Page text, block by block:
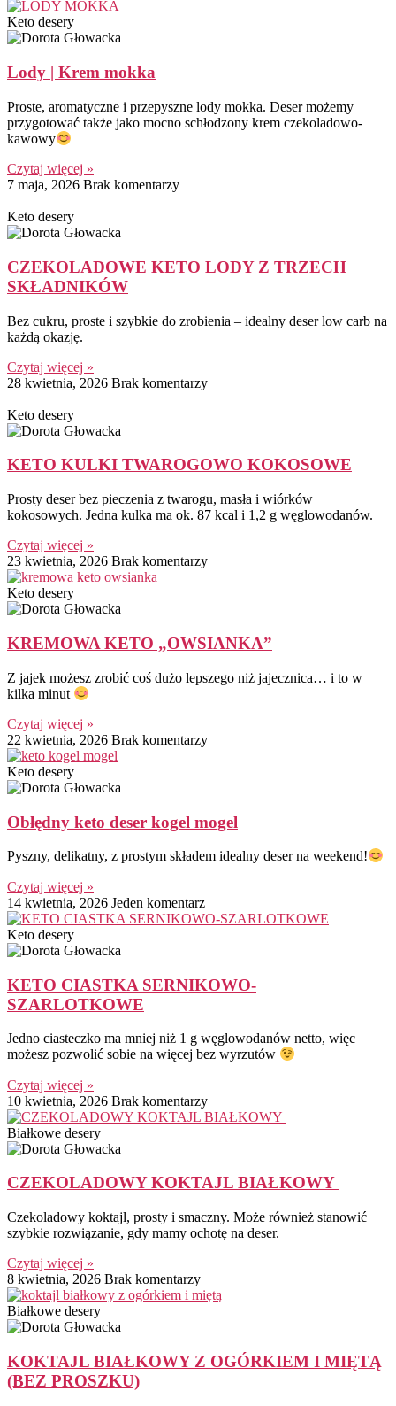
Keto desery
Lody | Krem mokka
Proste, aromatyczne i przepyszne lody mokka. Deser możemy
przygotować także jako mocno schłodzony krem czekoladowo-
kawowy
Czytaj więcej »
7 maja, 2026 Brak komentarzy
Keto desery
CZEKOLADOWE KETO LODY Z TRZECH
SKŁADNIKÓW
Bez cukru, proste i szybkie do zrobienia – idealny deser low carb na
każdą okazję.
Czytaj więcej »
28 kwietnia, 2026 Brak komentarzy
Keto desery
KETO KULKI TWAROGOWO KOKOSOWE
Prosty deser bez pieczenia z twarogu, masła i wiórków
kokosowych. Jedna kulka ma ok. 87 kcal i 1,2 g węglowodanów.
Czytaj więcej »
23 kwietnia, 2026 Brak komentarzy
Keto desery
KREMOWA KETO „OWSIANKA”
Z jajek możesz zrobić coś dużo lepszego niż jajecznica… i to w
kilka minut
Czytaj więcej »
22 kwietnia, 2026 Brak komentarzy
Keto desery
Obłędny keto deser kogel mogel
Pyszny, delikatny, z prostym składem idealny deser na weekend!
Czytaj więcej »
14 kwietnia, 2026 Jeden komentarz
Keto desery
KETO CIASTKA SERNIKOWO-
SZARLOTKOWE
Jedno ciasteczko ma mniej niż 1 g węglowodanów netto, więc
możesz pozwolić sobie na więcej bez wyrzutów
Czytaj więcej »
10 kwietnia, 2026 Brak komentarzy
Białkowe desery
CZEKOLADOWY KOKTAJL BIAŁKOWY
Czekoladowy koktajl, prosty i smaczny. Może również stanowić
szybkie rozwiązanie, gdy mamy ochotę na deser.
Czytaj więcej »
8 kwietnia, 2026 Brak komentarzy
Białkowe desery
KOKTAJL BIAŁKOWY Z OGÓRKIEM I MIĘTĄ
(BEZ PROSZKU)